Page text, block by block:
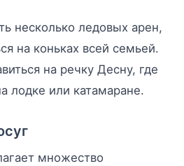
несколько ледовых арен,
на коньках всей семьей.
на речку Десну, где
лодке или катамаране.
множество